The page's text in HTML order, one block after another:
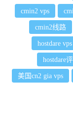
cmin2 vps
cmin2线路
hostdare vps
hostdare
美国cn2 gia vps